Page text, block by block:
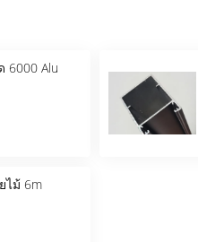
6000 Alu
ไม้ 6m